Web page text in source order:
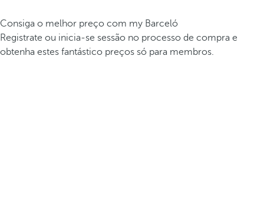
Consiga o melhor preço com my Barceló
Registrate ou inicia-se sessão no processo de compra e
obtenha estes fantástico preços só para membros.